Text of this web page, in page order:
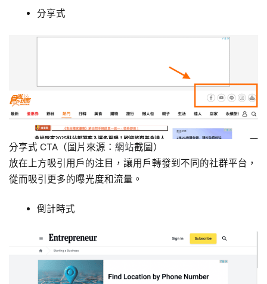
分享式
分享式 CTA（圖片來源： 網站截圖）
放在上方吸引用戶的注目，讓用戶轉發到不同的社群平台，
從而吸引更多的曝光度和流量。
倒計時式